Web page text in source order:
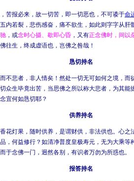
苦报必来，故一切苦，即一切恶也，不可诿于命
内若裂，悲伤感奋，痛不欲生，如此则字字从肝
，或念时心摄、歇即心昏 ，又有正念佛时，间以
往生，终成虚语也，岂佛之咎哉！
恳切持名
不悲者，非人情矣！然处一切无可如何之境，而
众生毕竟出苦，当思佛之所以称大悲者，为其能
宜何如恳切耶？
供养持名
花灯果，随时供养，是谓财供，非法供也。心之
，何益修行？如清净普度皇极寿元，无为大乘等
于念佛一门，迥然各别，有识者万勿为所惑也。
报答持名